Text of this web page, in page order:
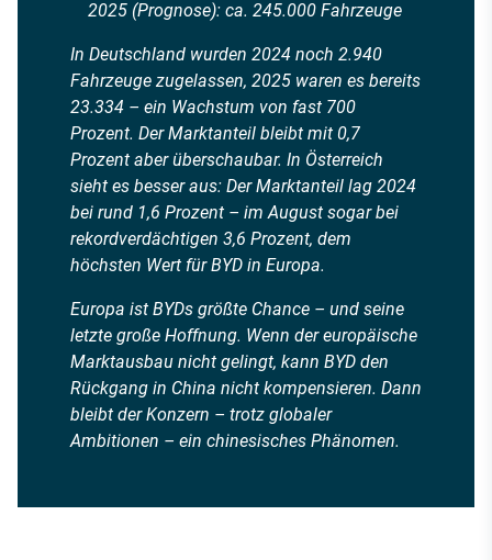
2025 (Prognose): ca. 245.000 Fahrzeuge
In Deutschland wurden 2024 noch 2.940
Fahrzeuge zugelassen, 2025 waren es bereits
23.334 – ein Wachstum von fast 700
Prozent. Der Marktanteil bleibt mit 0,7
Prozent aber überschaubar. In Österreich
sieht es besser aus: Der Marktanteil lag 2024
bei rund 1,6 Prozent – im August sogar bei
rekordverdächtigen 3,6 Prozent, dem
höchsten Wert für BYD in Europa.
Europa ist BYDs größte Chance – und seine
letzte große Hoffnung. Wenn der europäische
Marktausbau nicht gelingt, kann BYD den
Rückgang in China nicht kompensieren. Dann
bleibt der Konzern – trotz globaler
Ambitionen – ein chinesisches Phänomen.